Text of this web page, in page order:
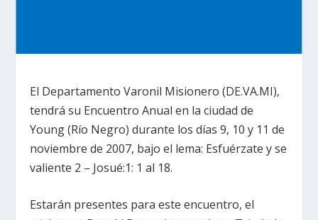
El Departamento Varonil Misionero (DE.VA.MI),
tendrá su Encuentro Anual en la ciudad de
Young (Río Negro) durante los días 9, 10 y 11 de
noviembre de 2007, bajo el lema: Esfuérzate y se
valiente 2 – Josué:1: 1 al 18.
Estarán presentes para este encuentro, el